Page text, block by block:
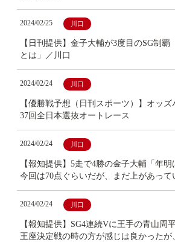
2024/02/25 川口
【日刊提供】金子大輔が3度目のSG制
とは」／川口
2024/02/24 川口
【優勝戦予想（日刊スポーツ）】オッズ
37回全日本選抜オートレース
2024/02/24 川口
【報知提供】5走で4勝の金子大輔「年明
今回は70点ぐらいだが、まだ上があって
2024/02/24 川口
【報知提供】SG4連続Vに王手の青山周
王座決定戦の時の方が感じは良かったが